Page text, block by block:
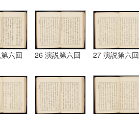
六回 26 演説第六回 27 演説第六回